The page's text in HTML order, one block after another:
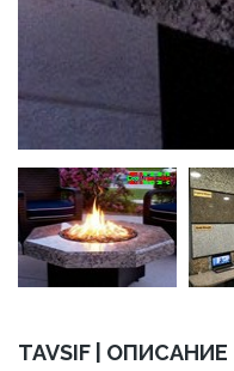
TAVSIF | ОПИСАНИЕ